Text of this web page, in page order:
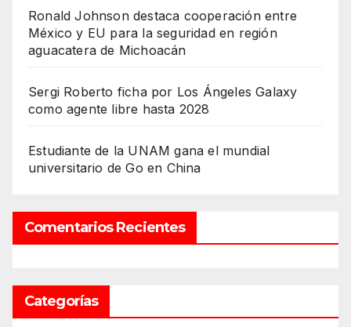
Ronald Johnson destaca cooperación entre
México y EU para la seguridad en región
aguacatera de Michoacán
Sergi Roberto ficha por Los Ángeles Galaxy
como agente libre hasta 2028
Estudiante de la UNAM gana el mundial
universitario de Go en China
Comentarios Recientes
Categorías